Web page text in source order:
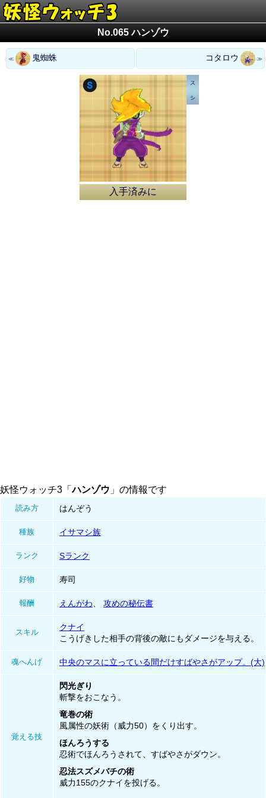
No.065 ハンゾウ
鬼蜘蛛 コタロウ
入手済みに
妖怪ウォッチ3「ハンゾウ 」の情報です
読み方 はんぞう
種族 イサマシ族
ランク Sランク
好物 寿司
報酬 えんがわ 攻めの秘伝書
スキル
クナイ
こうげきした相手の背後の敵にもダメージを与える。
魂へんげ 中央のマスに立っている間だけすばやさがアップ。(大)
覚える技
閃光ぎり
斬撃をおこなう。
竜巻の術
風属性の妖術（威力50）をくり出す。
ほんろうする
忍術でほんろうされて、すばやさがダウン。
忍法スズメバチの術
威力155のクナイを投げる。